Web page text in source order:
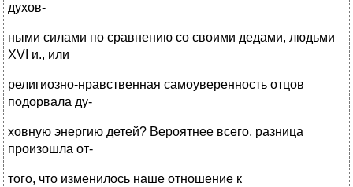
духов-
ными силами по сравнению со своими дедами, людьми
XVI и., или
религиозно-нравственная самоуверенность отцов
подорвала ду-
ховную энергию детей? Вероятнее всего, разница
произошла от-
того, что изменилось наше отношение к